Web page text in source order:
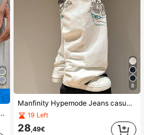
8
Manfinity Hypemode Jeans casuales rectos y holgados con bordado estilo vintage streetwear
19 Left
28,49€